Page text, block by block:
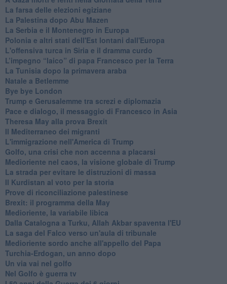
La farsa delle elezioni egiziane
La Palestina dopo Abu Mazen
La Serbia e il Montenegro in Europa
Polonia e altri stati dell'Est lontani dall'Europa
L'offensiva turca in Siria e il dramma curdo
L’impegno “laico” di papa Francesco per la Terra
La Tunisia dopo la primavera araba
Natale a Betlemme
Bye bye London
Trump e Gerusalemme tra screzi e diplomazia
Pace e dialogo, il messaggio di Francesco in Asia
Theresa May alla prova Brexit
Il Mediterraneo dei migranti
L'immigrazione nell'America di Trump
Golfo, una crisi che non accenna a placarsi
Medioriente nel caos, la visione globale di Trump
La strada per evitare le distruzioni di massa
Il Kurdistan al voto per la storia
Prove di riconciliazione palestinese
Brexit: il programma della May
Medioriente, la variabile libica
Dalla Catalogna a Turku, Allah Akbar spaventa l'EU
La saga del Falco verso un'aula di tribunale
Medioriente sordo anche all'appello del Papa
Turchia-Erdogan, un anno dopo
Un via vai nel golfo
Nel Golfo è guerra tv